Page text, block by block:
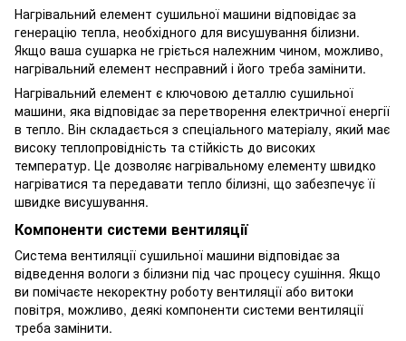
Нагрівальний елемент сушильної машини відповідає за
генерацію тепла, необхідного для висушування білизни.
Якщо ваша сушарка не гріється належним чином, можливо,
нагрівальний елемент несправний і його треба замінити.
Нагрівальний елемент є ключовою деталлю сушильної
машини, яка відповідає за перетворення електричної енергії
в тепло. Він складається з спеціального матеріалу, який має
високу теплопровідність та стійкість до високих
температур. Це дозволяє нагрівальному елементу швидко
нагріватися та передавати тепло білизні, що забезпечує її
швидке висушування.
Компоненти системи вентиляції
Система вентиляції сушильної машини відповідає за
відведення вологи з білизни під час процесу сушіння. Якщо
ви помічаєте некоректну роботу вентиляції або витоки
повітря, можливо, деякі компоненти системи вентиляції
треба замінити.